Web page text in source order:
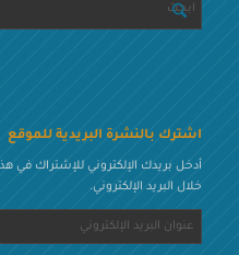
اشترك بالنشرة البريدية للموقع
أدخل بريدك الإلكتروني للإشتراك في
خلال البريد الإلكتروني.